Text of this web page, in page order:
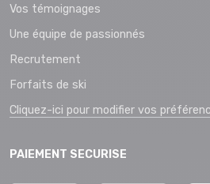
Vos témoignages
Une équipe de passionnés
Recrutement
Forfaits de ski
Cliquez-ici pour modifier vos
PAIEMENT SECURISE